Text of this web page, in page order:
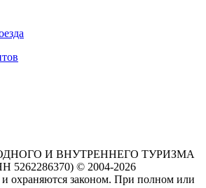
И ВНУТРЕННЕГО ТУРИЗМА
© 2004-2026
охраняются законом. При полном или